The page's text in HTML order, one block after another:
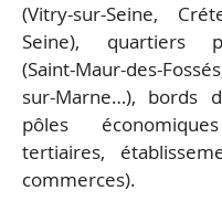
(Vitry-sur-Seine,
Seine), quartiers
(Saint-Maur-des-
sur-Marne…), bords
pôles
tertiaires,
commerces).